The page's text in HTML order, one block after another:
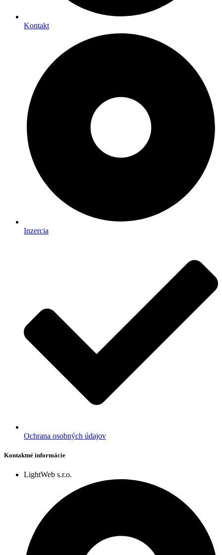
Kontakt
Inzercia
Ochrana osobných údajov
Kontaktné informácie
LightWeb s.r.o.